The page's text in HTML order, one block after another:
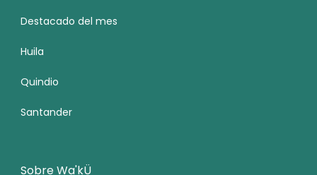
Destacado del mes
Huila
Quindio
Santander
Sobre Wa'kÜ